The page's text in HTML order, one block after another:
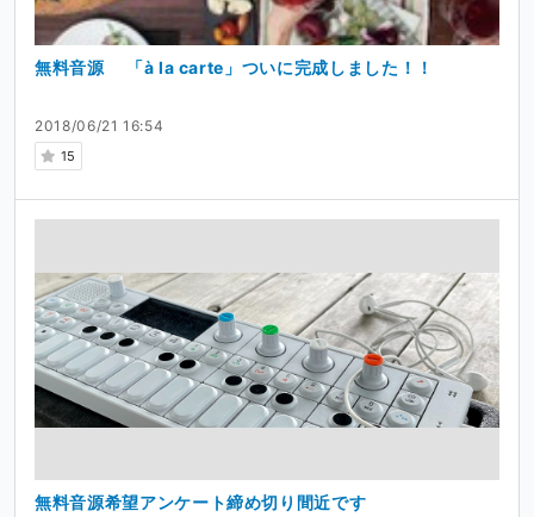
2018/06/21 16:54
15
無料音源 「à la carte」ついに完成しました！！
無料音源希望アンケート締め切り間近です